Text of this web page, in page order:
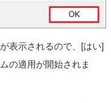
をすることができませ
テムリカバリーメディ
ーメディア（以下併せ
は、本製品に同梱され
ェアが何らかの理由で
表示されるので、[はい]
の適用が開始されま